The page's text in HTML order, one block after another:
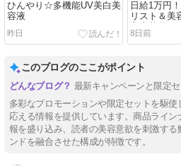
ひんやり☆多機能UV美白美
容液
昨日
日給1万円
リスト＆美
方大募集
8日前
このブログのここがポイント
最新キャンペーンと限定
多彩なプロモーションや限定セットを駆
応える情報を提供しています。商品ライ
報を盛り込み、読者の美容意欲を刺激す
ンドを融合させた構成が特徴です。